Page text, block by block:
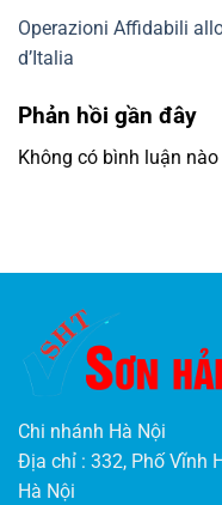
Operazioni Affidabili
d’Italia
Phản hồi gần đây
Không có bình luận
Chi nhánh Hà Nội
Địa chỉ : 332, Phố Vĩnh
Hà Nội